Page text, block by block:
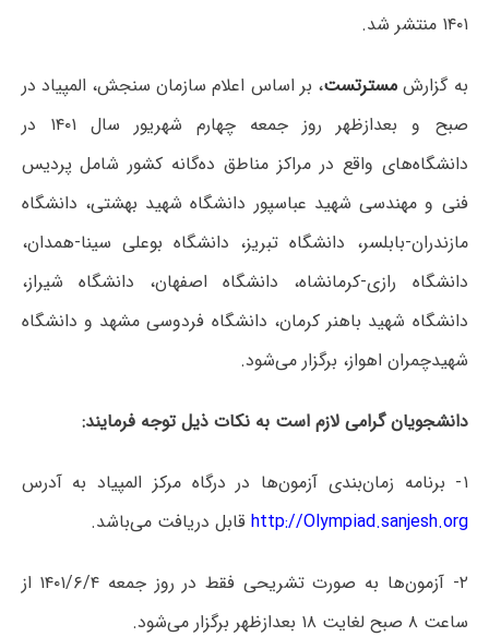
۱۴۰۱ منتشر شد.
به گزارش مسترتست، بر اساس اعلام سازمان سنجش، المپیاد در
صبح و بعدازظهر روز جمعه چهارم شهریور سال ۱۴۰۱ در
دانشگاه‌های واقع در مراکز مناطق ده‌گانه کشور شامل پردیس
فنی و مهندسی شهید عباسپور دانشگاه شهید بهشتی، دانشگاه
مازندران-بابلسر، دانشگاه تبریز، دانشگاه بوعلی سینا-همدان،
دانشگاه رازی-کرمانشاه، دانشگاه اصفهان، دانشگاه شیراز،
دانشگاه شهید باهنر کرمان، دانشگاه فردوسی مشهد و دانشگاه
شهیدچمران اهواز، برگزار می‌شود.
دانشجویان گرامی لازم است به نکات ذیل توجه فرمایند:
۱- برنامه زمان‌بندی آزمون‌ها در درگاه مرکز المپیاد به آدرس
http://Olympiad.sanjesh.org قابل دریافت می‌باشد.
۲- آزمون‌ها به صورت تشریحی فقط در روز جمعه ۱۴۰۱/۶/۴ از
ساعت ۸ صبح لغایت ۱۸ بعدازظهر برگزار می‌شود.